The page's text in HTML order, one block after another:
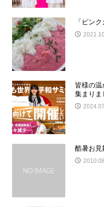
「ピン
皆様の
集まりま
酷暑お見